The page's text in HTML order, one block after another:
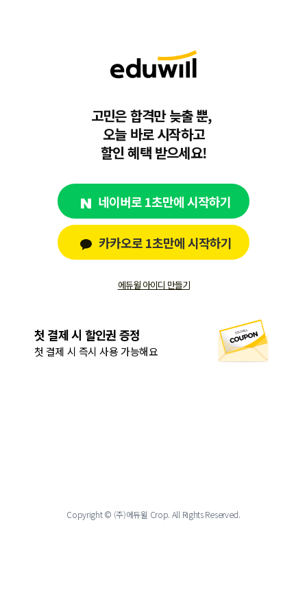
고민은 합격만 늦출 뿐,
오늘 바로 시작하고
할인 혜택 받으세요!
네이버로 1초만에 시작하기
카카오로 1초만에 시작하기
에듀윌 아이디 만들기
첫 결제 시 할인권 증정
첫 결제 시 즉시 사용 가능해요
Copyright © (주)에듀윌 Crop. All Rights Reserved.